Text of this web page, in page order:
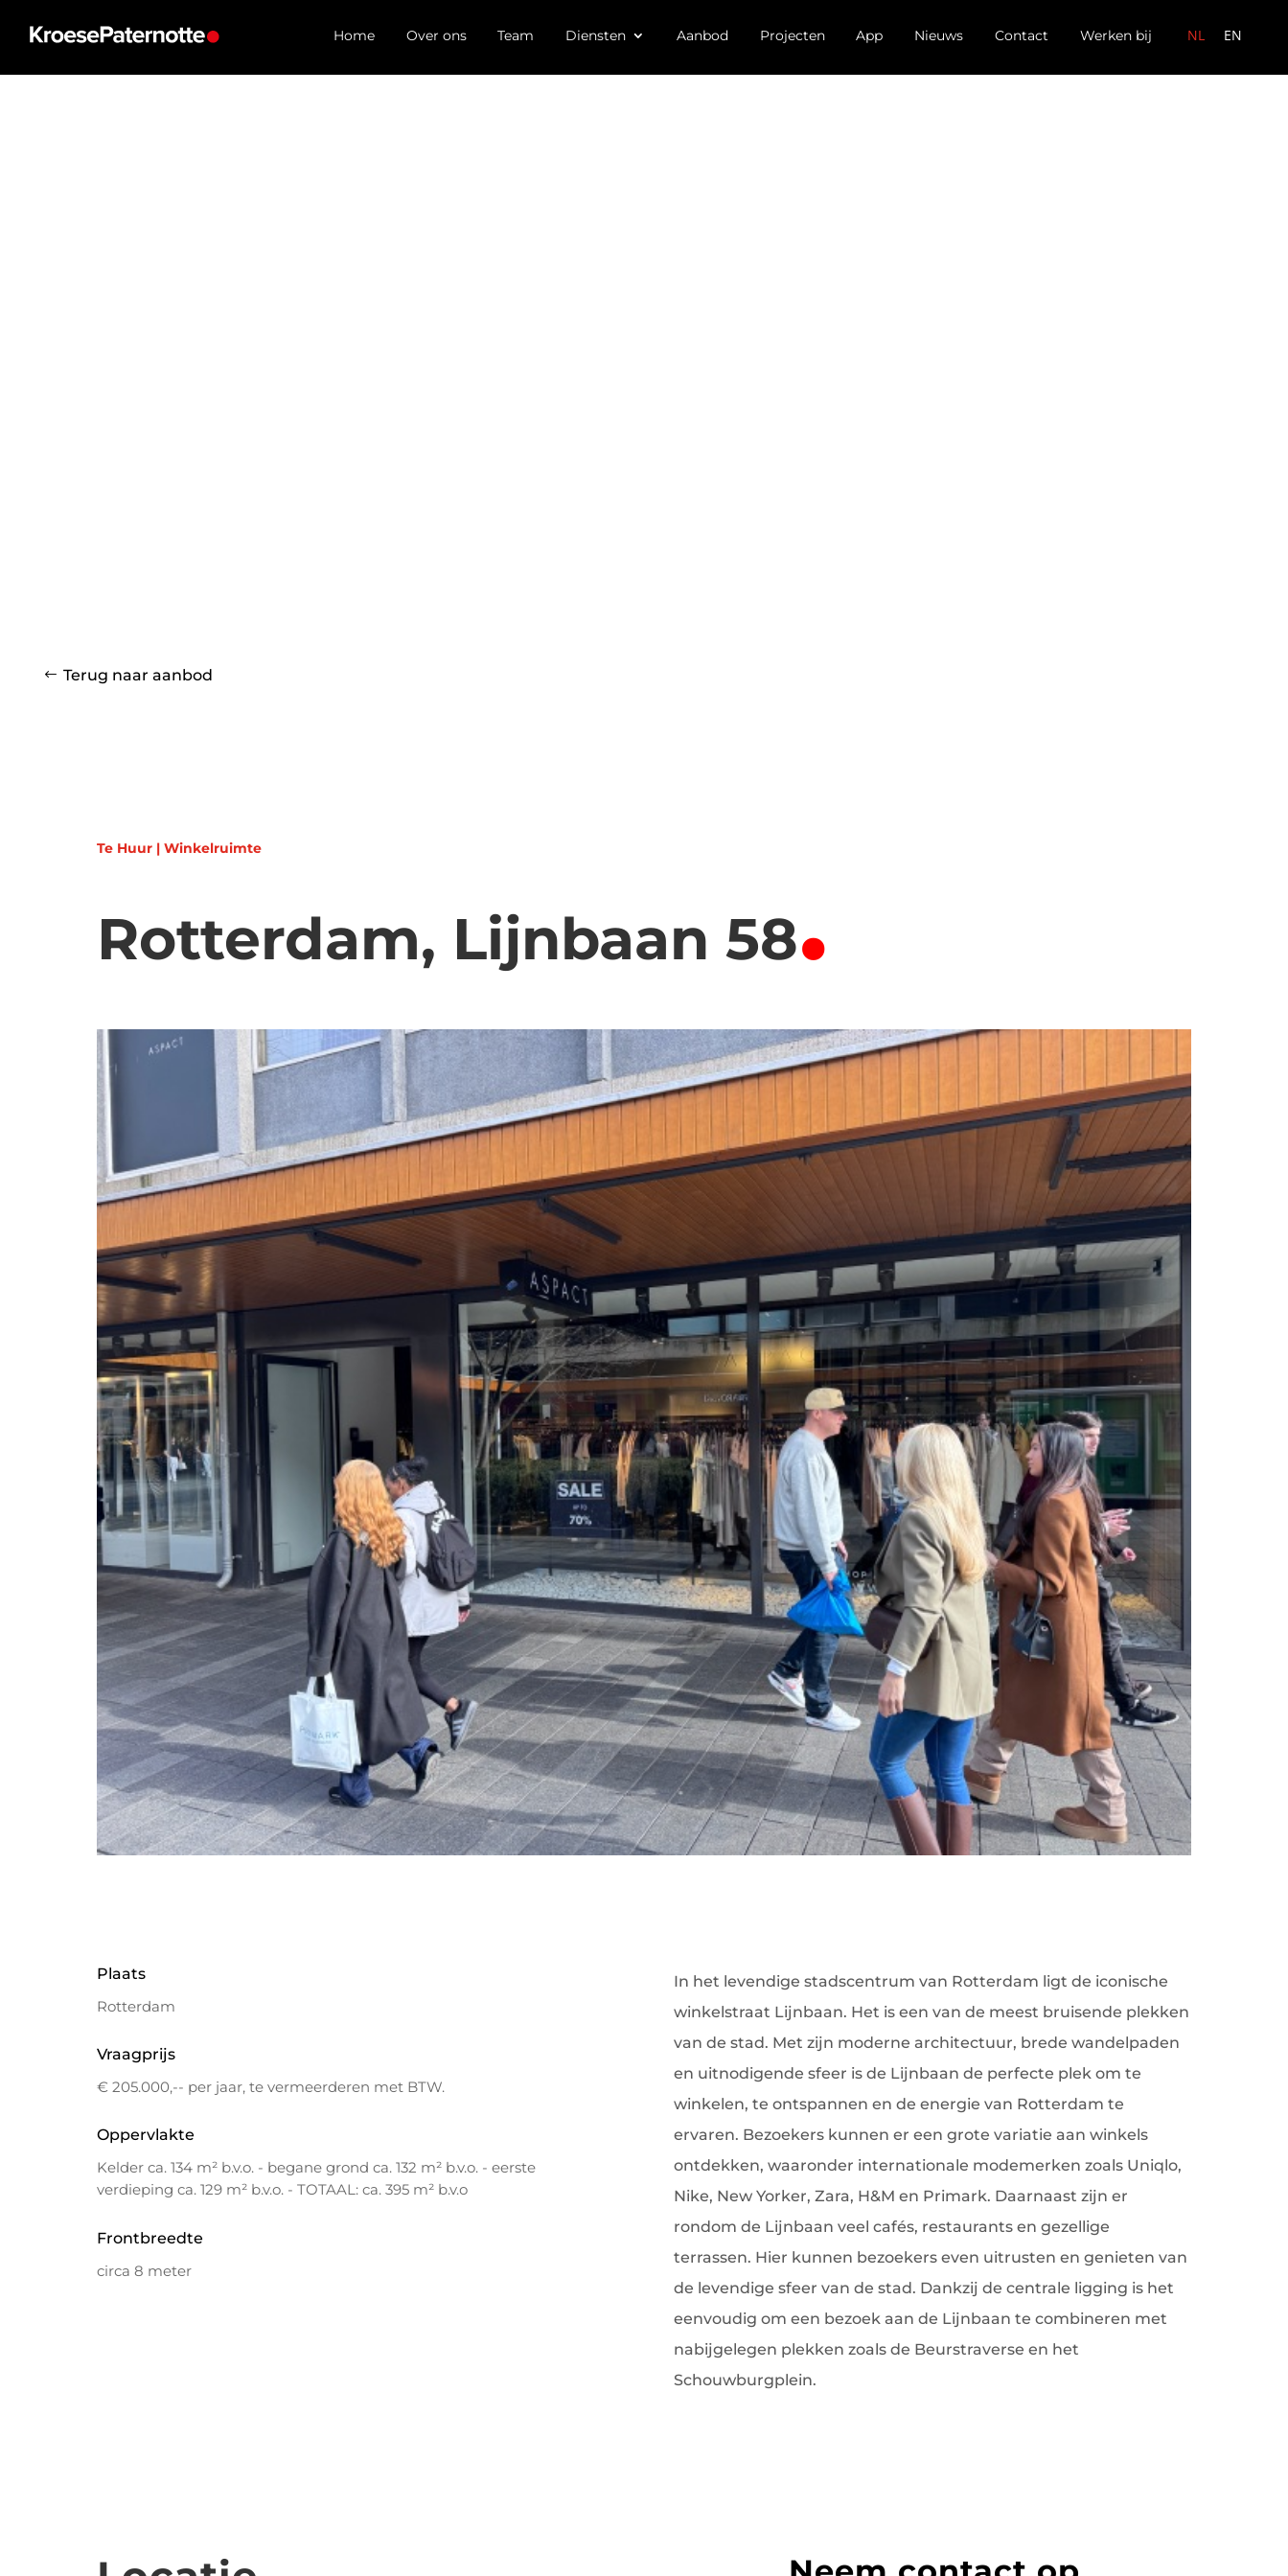
NL EN
Home Over ons Team Diensten Aanbod Projecten App Nieuws Contact Werken bij
Terug naar aanbod
Te Huur | Winkelruimte
Rotterdam, Lijnbaan 58.
Plaats
Rotterdam
Vraagprijs
€ 205.000,-- per jaar, te vermeerderen met BTW.
Oppervlakte
Kelder ca. 134 m² b.v.o. - begane grond ca. 132 m² b.v.o. - eerste
verdieping ca. 129 m² b.v.o. - TOTAAL: ca. 395 m² b.v.o
Frontbreedte
circa 8 meter
In het levendige stadscentrum van Rotterdam ligt de iconische
winkelstraat Lijnbaan. Het is een van de meest bruisende plekken
van de stad. Met zijn moderne architectuur, brede wandelpaden
en uitnodigende sfeer is de Lijnbaan de perfecte plek om te
winkelen, te ontspannen en de energie van Rotterdam te
ervaren. Bezoekers kunnen er een grote variatie aan winkels
ontdekken, waaronder internationale modemerken zoals Uniqlo,
Nike, New Yorker, Zara, H&M en Primark. Daarnaast zijn er
rondom de Lijnbaan veel cafés, restaurants en gezellige
terrassen. Hier kunnen bezoekers even uitrusten en genieten van
de levendige sfeer van de stad. Dankzij de centrale ligging is het
eenvoudig om een bezoek aan de Lijnbaan te combineren met
nabijgelegen plekken zoals de Beurstraverse en het
Schouwburgplein.